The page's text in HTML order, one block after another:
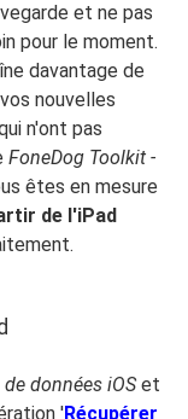
et ne pas
pour le moment.
davantage de
nouvelles
n'ont pas
FoneDog Toolkit -
êtes en mesure
de l'iPad
données iOSet
'Récupérer